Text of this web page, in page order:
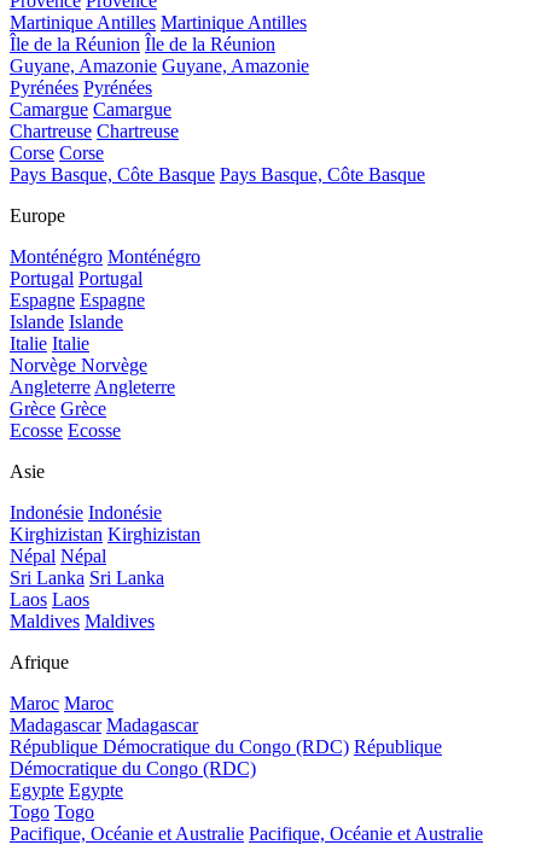
Martinique Antilles Martinique Antilles
Île de la Réunion Île de la Réunion
Guyane, Amazonie Guyane, Amazonie
Pyrénées Pyrénées
Camargue Camargue
Chartreuse Chartreuse
Corse Corse
Pays Basque, Côte Basque Pays Basque, Côte Basque
Europe
Monténégro Monténégro
Portugal Portugal
Espagne Espagne
Islande Islande
Italie Italie
Norvège Norvège
Angleterre Angleterre
Grèce Grèce
Ecosse Ecosse
Asie
Indonésie Indonésie
Kirghizistan Kirghizistan
Népal Népal
Sri Lanka Sri Lanka
Laos Laos
Maldives Maldives
Afrique
Maroc Maroc
Madagascar Madagascar
République Démocratique du Congo (RDC) République
Démocratique du Congo (RDC)
Egypte Egypte
Togo Togo
Pacifique, Océanie et Australie Pacifique, Océanie et Australie